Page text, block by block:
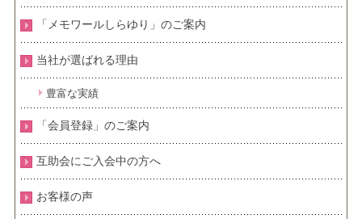
「メモワールしらゆり」のご案内
当社が選ばれる理由
豊富な実績
「会員登録」のご案内
互助会にご入会中の方へ
お客様の声